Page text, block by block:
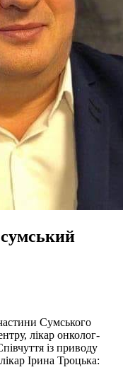
Сумського
лікар онколог-
із приводу
Ірина Троцька: